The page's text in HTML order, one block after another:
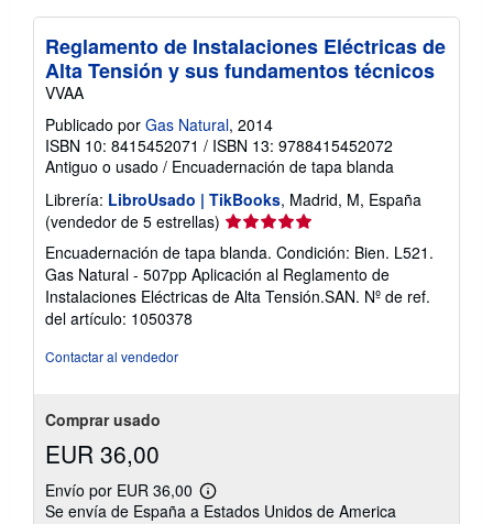
Reglamento de Instalaciones Eléctricas de
Alta Tensión y sus fundamentos técnicos
VVAA
Publicado por Gas Natural, 2014
ISBN 10: 8415452071 / ISBN 13: 9788415452072
Antiguo o usado / Encuadernación de tapa blanda
Librería: LibroUsado | TikBooks, Madrid, M, España
(vendedor de 5 estrellas) Calificación
del
vendedor:
5
de
Encuadernación de tapa blanda. Condición: Bien. L521.
Gas Natural - 507pp Aplicación al Reglamento de
Instalaciones Eléctricas de Alta Tensión.SAN. Nº de ref.
del artículo: 1050378
Contactar al vendedor
Comprar usado
EUR 36,00
Envío por EUR 36,00
Más
información
Se envía de España a Estados Unidos de America